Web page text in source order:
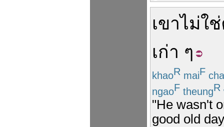
เขาไม่ใช่
เก่า ๆ
khaoR maiF
ngaoF theungR
"He wasn't
good old